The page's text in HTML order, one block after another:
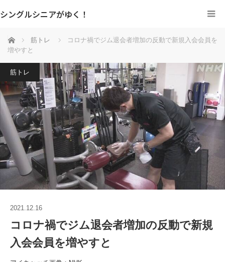
シングルシニアがゆく！
ホーム 筋トレ
コロナ禍でジム退会者増加の反動で新規入会会員を
増やすと
筋トレ
2021.12.16
コロナ禍でジム退会者増加の反動で新規
入会会員を増やすと